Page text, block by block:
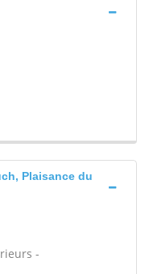
Plaisance du
-